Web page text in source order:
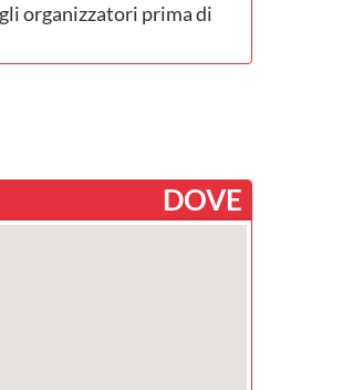
organizzatori prima di
DOVE